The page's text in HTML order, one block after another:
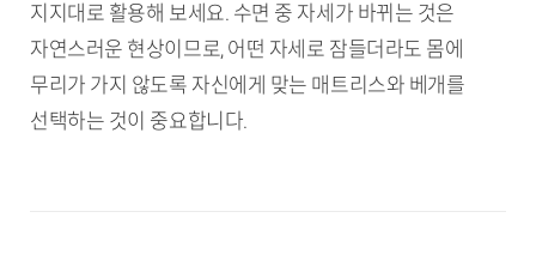
지지대로 활용해 보세요. 수면 중 자세가 바뀌는 것은
자연스러운 현상이므로, 어떤 자세로 잠들더라도 몸에
무리가 가지 않도록 자신에게 맞는 매트리스와 베개를
선택하는 것이 중요합니다.